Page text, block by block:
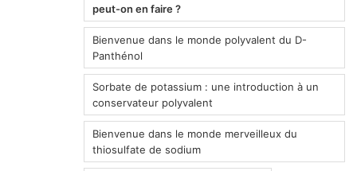
peut-on en faire ?
Bienvenue dans le monde polyvalent du D-
Panthénol
Sorbate de potassium : une introduction à un
conservateur polyvalent
Bienvenue dans le monde merveilleux du
thiosulfate de sodium